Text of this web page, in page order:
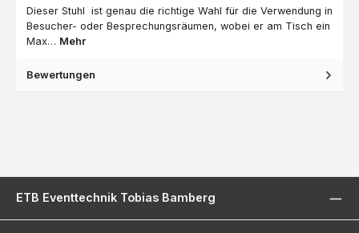
Dieser Stuhl ist genau die richtige Wahl für die Verwendung in
Besucher- oder Besprechungsräumen, wobei er am Tisch ein
Max… Mehr
Bewertungen
ETB Eventtechnik Tobias Bamberg